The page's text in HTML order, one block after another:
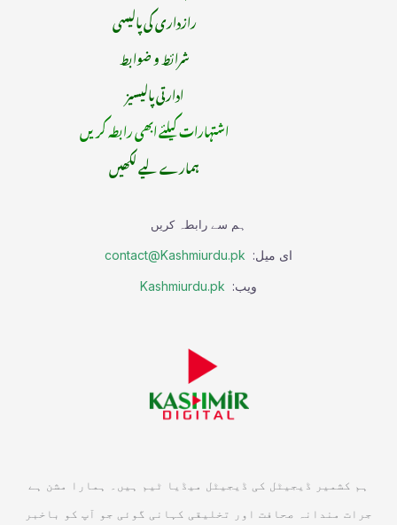
رازداری کی پالیسی
شرائط و ضوابط
ادارتی پالیسیز
اشتہارات کیلئے ابھی رابطہ کریں
ہمارے لیے لکھیں
ہم سے رابطہ کریں
ای میل: contact@Kashmiurdu.pk
ویب: Kashmiurdu.pk
ہم کشمیر ڈیجیٹل کی ڈیجیٹل میڈیا ٹیم ہیں۔ ہمارا مشن ہے
جرات مندانہ صحافت اور تخلیقی کہانی گوئی جو آپ کو باخبر